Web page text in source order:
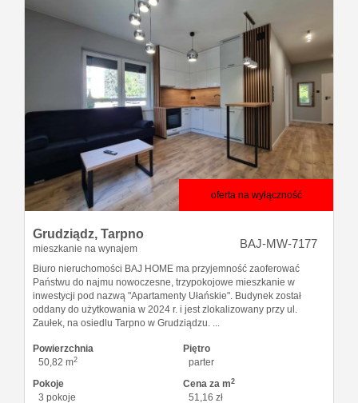
oferta na wyłączność
Grudziądz, Tarpno
mieszkanie na wynajem BAJ-MW-7177
Biuro nieruchomości BAJ HOME ma przyjemność zaoferować
Państwu do najmu nowoczesne, trzypokojowe mieszkanie w
inwestycji pod nazwą "Apartamenty Ułańskie". Budynek został
oddany do użytkowania w 2024 r. i jest zlokalizowany przy ul.
Zaułek, na osiedlu Tarpno w Grudziądzu. ...
Powierzchnia
50,82 m2
Piętro
parter
Pokoje
3 pokoje
Cena za m2
51,16 zł